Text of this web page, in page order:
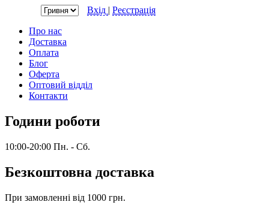
Вхід | Реєстрація
Про нас
Доставка
Оплата
Блог
Оферта
Оптовий відділ
Контакти
Години роботи
10:00-20:00 Пн. - Сб.
Безкоштовна доставка
При замовленні від 1000 грн.